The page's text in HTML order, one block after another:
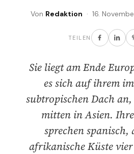
Von Redaktion · 16.
TEILEN
Sie liegt am Ende
es sich auf ihrem
subtropischen Dach
mitten in Asien.
sprechen spanisch,
afrikanische Küste